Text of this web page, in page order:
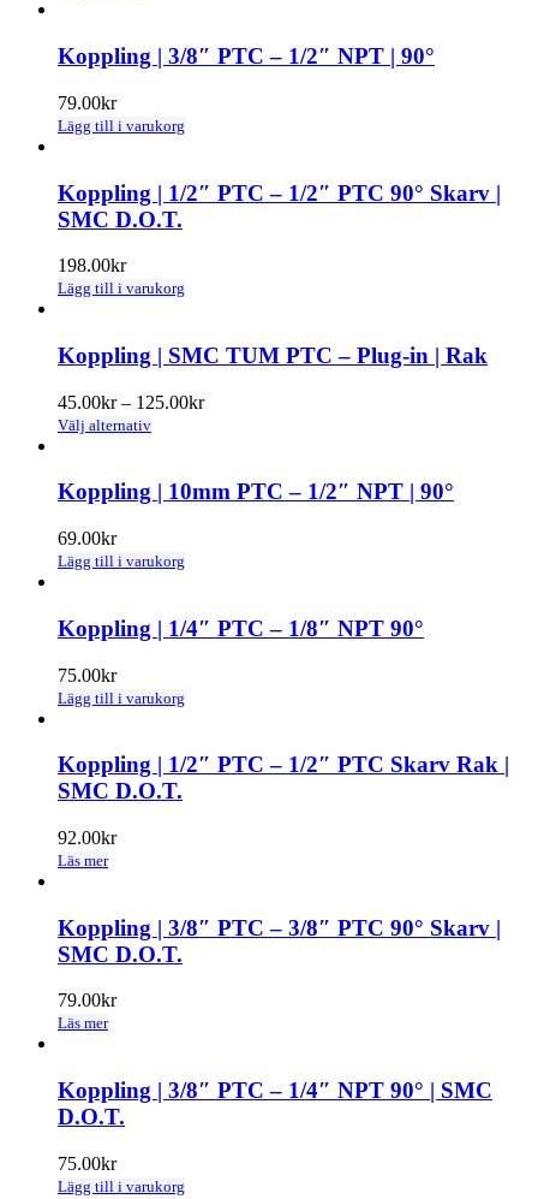
har
flera
De
olika
kan
väljas
på
Koppling | 3/8″ PTC – 1/2″ NPT | 90°
79.00kr
Lägg till i varukorg
Koppling | 1/2″ PTC – 1/2″ PTC 90° Skarv |
SMC D.O.T.
198.00kr
Lägg till i varukorg
Koppling | SMC TUM PTC – Plug-in | Rak
45.00kr – 125.00krPrisintervall:
Välj alternativDen
har
flera
De
olika
kan
väljas
Koppling | 10mm PTC – 1/2″ NPT | 90°
69.00kr
Lägg till i varukorg
Koppling | 1/4″ PTC – 1/8″ NPT 90°
75.00kr
Lägg till i varukorg
Koppling | 1/2″ PTC – 1/2″ PTC Skarv Rak |
SMC D.O.T.
92.00kr
Läs mer
Koppling | 3/8″ PTC – 3/8″ PTC 90° Skarv |
SMC D.O.T.
79.00kr
Läs mer
Koppling | 3/8″ PTC – 1/4″ NPT 90° | SMC
D.O.T.
75.00kr
Lägg till i varukorg